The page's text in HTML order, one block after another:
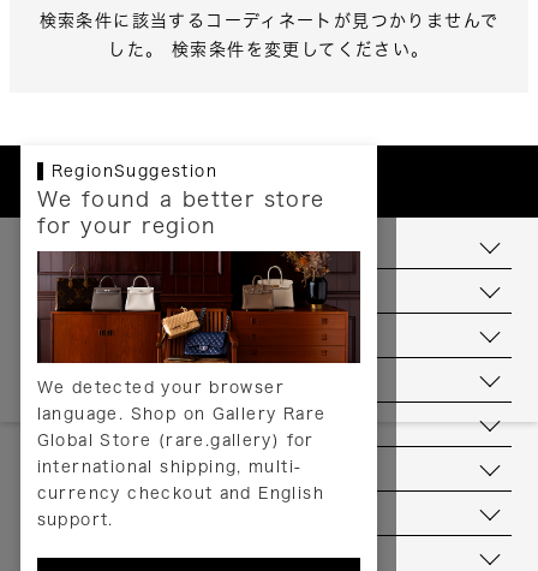
検索条件に該当するコーディネートが見つかりませんで
した。 検索条件を変更してください。
RegionSuggestion
We found a better store
for your region
We detected your browser
language. Shop on Gallery Rare
Global Store (rare.gallery) for
international shipping, multi-
currency checkout and English
support.
お支払いについて
配送について
送料について
返品について
ヘルプ
お問い合わせ
当店について